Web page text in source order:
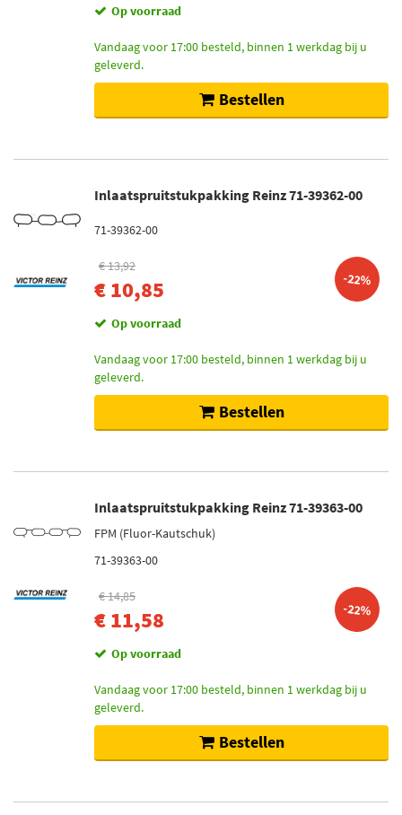
Op voorraad
Vandaag voor 17:00 besteld, binnen 1 werkdag bij u
geleverd.
Bestellen
Inlaatspruitstukpakking Reinz 71-39362-00
71-39362-00
€ 13,92
€ 10,85 -22%
Op voorraad
Vandaag voor 17:00 besteld, binnen 1 werkdag bij u
geleverd.
Bestellen
Inlaatspruitstukpakking Reinz 71-39363-00
FPM (Fluor-Kautschuk)
71-39363-00
€ 14,85
€ 11,58 -22%
Op voorraad
Vandaag voor 17:00 besteld, binnen 1 werkdag bij u
geleverd.
Bestellen